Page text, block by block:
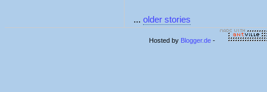
... older stories
Hosted by Blogger.de -